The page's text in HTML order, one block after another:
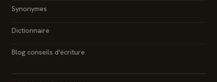
Synonymes
Dictionnaire
Blog conseils d'écriture